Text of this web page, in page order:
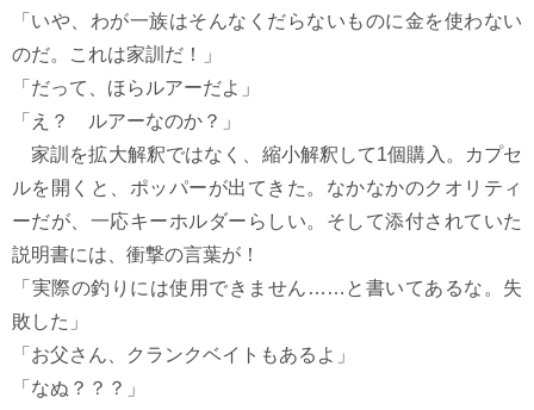
「いや、わが一族はそんなくだらないものに金を使わない
のだ。これは家訓だ！」
「だって、ほらルアーだよ」
「え？ ルアーなのか？」
家訓を拡大解釈ではなく、縮小解釈して1個購入。カプセ
ルを開くと、ポッパーが出てきた。なかなかのクオリティ
ーだが、一応キーホルダーらしい。そして添付されていた
説明書には、衝撃の言葉が！
「実際の釣りには使用できません……と書いてあるな。失
敗した」
「お父さん、クランクベイトもあるよ」
「なぬ？？？」